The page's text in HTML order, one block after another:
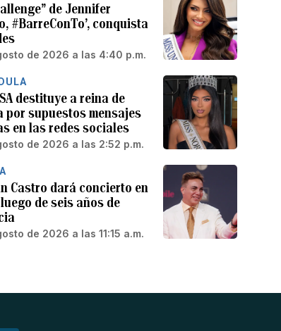
de Jennifer
#BarreConTo’, conquista
de 2026 a las 4:40 p.m.
destituye a reina de
por supuestos mensajes
en las redes sociales
de 2026 a las 2:52 p.m.
Castro dará concierto en
de seis años de
de 2026 a las 11:15 a.m.